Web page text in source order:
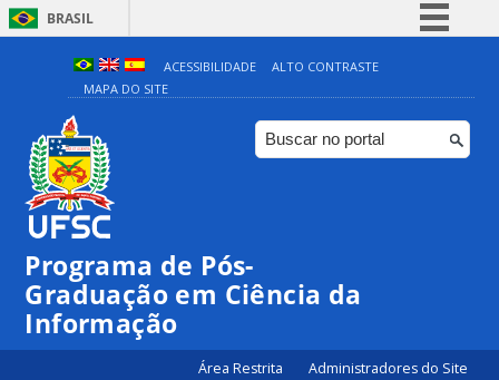
BRASIL
Simplifique!
Comunica BR
Participe
ACESSIBILIDADE
ALTO CONTRASTE
MAPA DO SITE
Programa de Pós-
Graduação em Ciência da
Informação
Área Restrita Administradores do Site